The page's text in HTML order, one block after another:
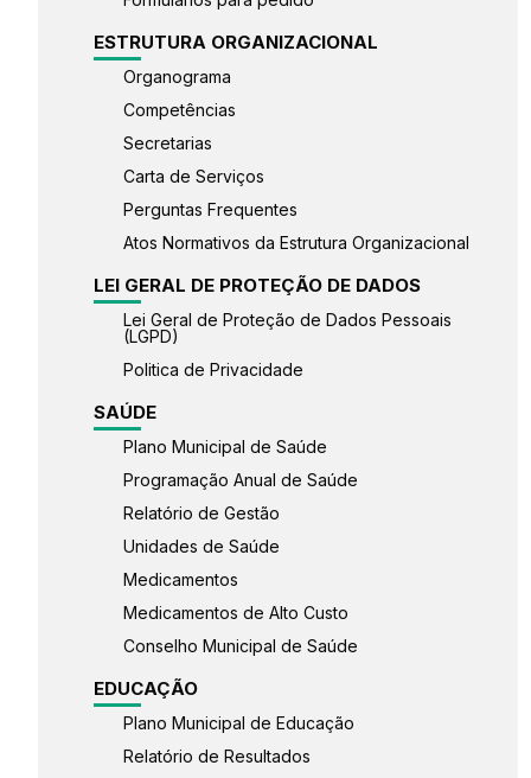
ESTRUTURA ORGANIZACIONAL
Organograma
Competências
Secretarias
Carta de Serviços
Perguntas Frequentes
Atos Normativos da Estrutura Organizacional
LEI GERAL DE PROTEÇÃO DE DADOS
Lei Geral de Proteção de Dados Pessoais
(LGPD)
Politica de Privacidade
SAÚDE
Plano Municipal de Saúde
Programação Anual de Saúde
Relatório de Gestão
Unidades de Saúde
Medicamentos
Medicamentos de Alto Custo
Conselho Municipal de Saúde
EDUCAÇÃO
Plano Municipal de Educação
Relatório de Resultados